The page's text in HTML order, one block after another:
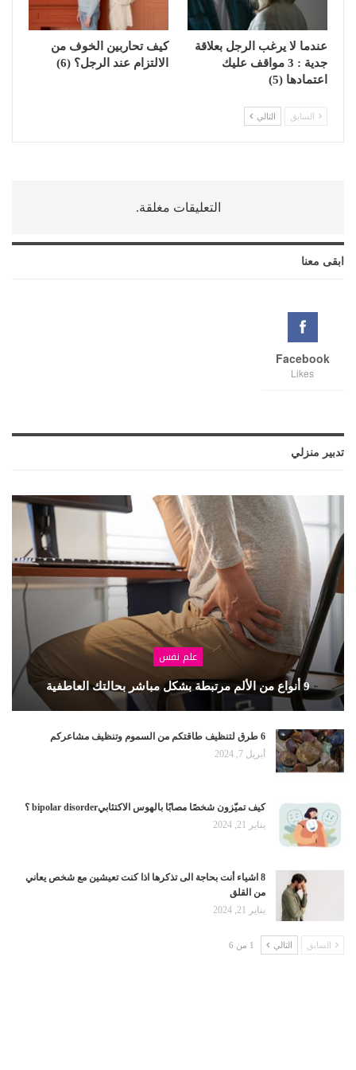
عندما لا يرغب الرجل بعلاقة
جدية : 3 مواقف عليك
اعتمادها (5)
كيف تحاربين الخوف من
الالتزام عند الرجل؟ (6)
السابق التالي
التعليقات مغلقة.
ابقى معنا
Facebook
Likes
تدبير منزلي
علم نفس
9 أنواع من الألم مرتبطة بشكل مباشر بحالتك العاطفية
6 طرق لتنظيف طاقتكم من السموم وتنظيف مشاعركم
أبريل 7, 2024
كيف تميّزون شخصًا مصابًا بالهوس الاكتئابيbipolar disorder ؟
يناير 21, 2024
8 اشياء أنت بحاجة الى تذكرها اذا كنت تعيشين مع شخص يعاني
من القلق
يناير 21, 2024
السابق التالي 1 من 6